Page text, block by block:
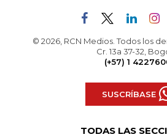
© 2026, RCN Medios. Todos los
Cr. 13a 37-32,
(+57) 1
SUSCRÍBASE
TODAS LAS